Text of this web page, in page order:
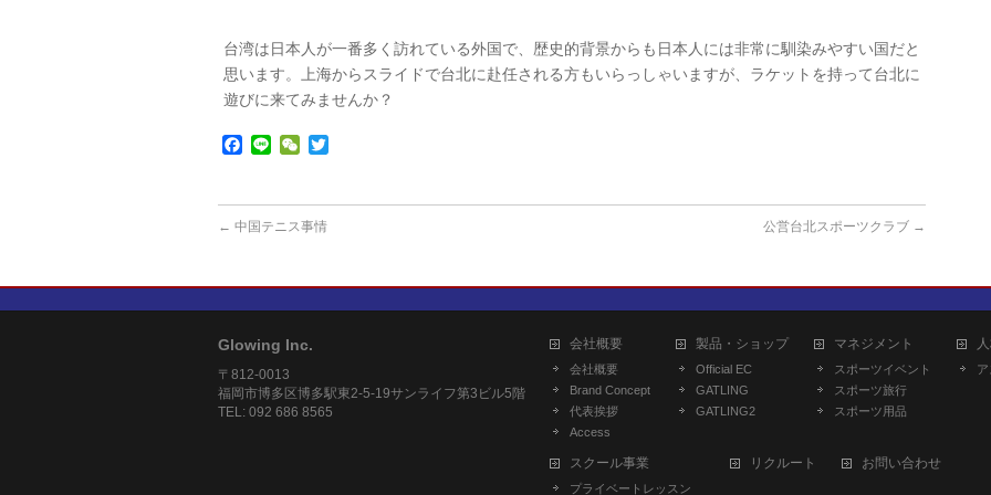
台湾は日本人が一番多く訪れている外国で、歴史的背景からも日本人には非常に馴染みやすい国だと
思います。上海からスライドで台北に赴任される方もいらっしゃいますが、ラケットを持って台北に
遊びに来てみませんか？
Facebook
Line WeChat
← 中国テニス事情 公営台北スポーツクラブ →
Glowing Inc.
〒812-0013
福岡市博多区博多駅東2-5-19サンライフ第3ビル5階
TEL: 092 686 8565
会社概要
会社概要
Brand Concept
代表挨拶
Access
製品・ショップ
Official EC
GATLING
GATLING2
マネジメント
スポーツイベント
スポーツ旅行
スポーツ用品
スクール事業
プライベートレッスン
リクルート お問い合わせ